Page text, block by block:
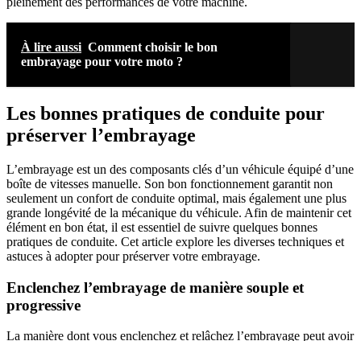
À lire aussi Comment choisir le bon
embrayage pour votre moto ?
Les bonnes pratiques de conduite pour
préserver l’embrayage
L’embrayage est un des composants clés d’un véhicule équipé d’une
boîte de vitesses manuelle. Son bon fonctionnement garantit non
seulement un confort de conduite optimal, mais également une plus
grande longévité de la mécanique du véhicule. Afin de maintenir cet
élément en bon état, il est essentiel de suivre quelques bonnes
pratiques de conduite. Cet article explore les diverses techniques et
astuces à adopter pour préserver votre embrayage.
Enclenchez l’embrayage de manière souple et
progressive
La manière dont vous enclenchez et relâchez l’embrayage peut avoir